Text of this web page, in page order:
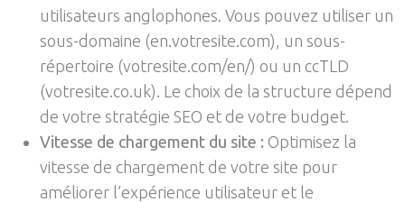
utilisateurs anglophones. Vous pouvez utiliser un
sous-domaine (en.votresite.com), un sous-
répertoire (votresite.com/en/) ou un ccTLD
(votresite.co.uk). Le choix de la structure dépend
de votre stratégie SEO et de votre budget.
Vitesse de chargement du site : Optimisez la
vitesse de chargement de votre site pour
améliorer l’expérience utilisateur et le